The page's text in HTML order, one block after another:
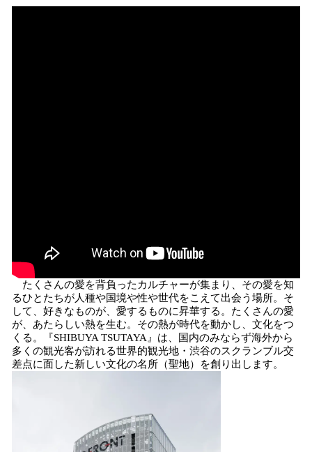
たくさんの愛を背負ったカルチャーが集まり、その愛を知
るひとたちが人種や国境や性や世代をこえて出会う場所。そ
して、好きなものが、愛するものに昇華する。たくさんの愛
が、あたらしい熱を生む。その熱が時代を動かし、文化をつ
くる。『SHIBUYA TSUTAYA』は、国内のみならず海外から
多くの観光客が訪れる世界的観光地・渋谷のスクランブル交
差点に面した新しい文化の名所（聖地）を創り出します。